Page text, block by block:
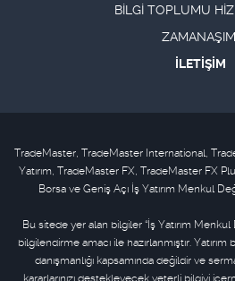
BİLGİ TOPLUMU
İLETİŞİM
TradeMaster, TradeMaster International,
Yatırım, TradeMaster FX, TradeMaster FX
Borsa ve Geniş Açı İş Yatırım Menkul
Bu sitede yer alan bilgiler “İş Yatırım
bilgilendirme amacı ile hazırlanmıştır.
danışmanlığı kapsamında değildir ve
kararlarınızı destekleyecek yeterli bilgiyi